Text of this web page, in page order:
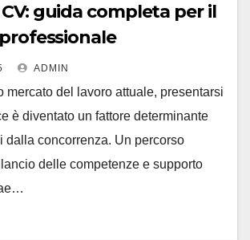
guida completa per il
ADMIN
mercato del lavoro attuale, presentarsi
è diventato un fattore determinante
dalla concorrenza. Un percorso
delle competenze e supporto